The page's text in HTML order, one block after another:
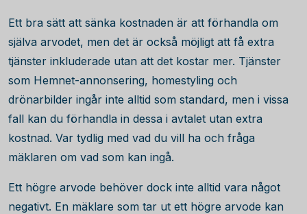
Ett bra sätt att sänka kostnaden är att förhandla om
själva arvodet, men det är också möjligt att få extra
tjänster inkluderade utan att det kostar mer. Tjänster
som Hemnet-annonsering, homestyling och
drönarbilder ingår inte alltid som standard, men i vissa
fall kan du förhandla in dessa i avtalet utan extra
kostnad. Var tydlig med vad du vill ha och fråga
mäklaren om vad som kan ingå.
Ett högre arvode behöver dock inte alltid vara något
negativt. En mäklare som tar ut ett högre arvode kan